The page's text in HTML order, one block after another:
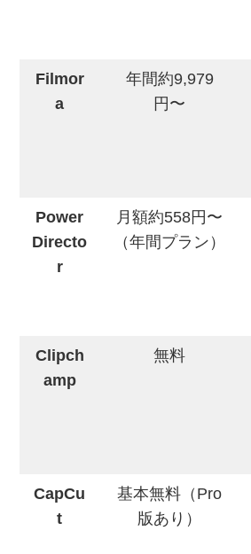
Filmor
a
年間約9,979
円〜
Power
Directo
r
月額約558円〜
（年間プラン）
Clipch
amp
無料
CapCu
t
基本無料（Pro
版あり）